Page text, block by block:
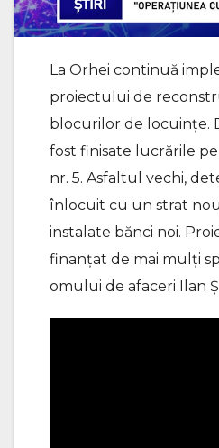
La Orhei continuă
proiectului de
blocurilor de locuințe.
fost finisate lucrările
nr. 5. Asfaltul vechi,
înlocuit cu un strat
instalate bănci noi.
finanțat de mai mulți
omului de afaceri Ilan